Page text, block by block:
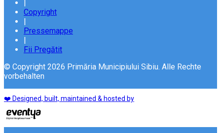
|
Copyright
|
Pressemappe
|
Fii Pregătit
© Copyright 2026 Primăria Municipiului Sibiu. Alle Rechte
vorbehalten
❤️ Designed, built, maintained & hosted by